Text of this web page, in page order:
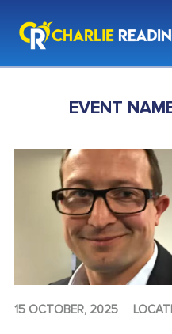
EVENT
15 OCTOBER, 2025